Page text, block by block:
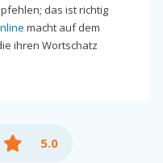
das ist richtig
macht auf dem
ihren Wortschatz
5.0